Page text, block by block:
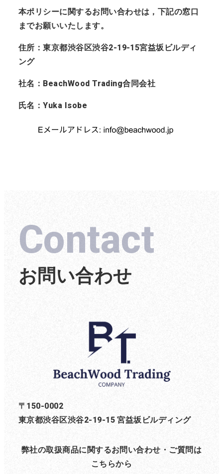
本ポリシーに関するお問い合わせは，下記の窓口
までお願いいたします。
住所：東京都渋谷区渋谷2-19-15宮益坂ビルディ
ング
社名：BeachWood Trading合同会社
氏名：Yuka Isobe
Contact
お問い合わせ
〒150-0002
東京都渋谷区渋谷2-19-15 宮益坂ビルディング
弊社の取扱商品に関するお問い合わせ・ご質問は
こちらから